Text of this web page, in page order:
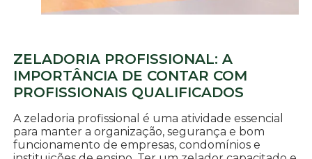
ZELADORIA PROFISSIONAL: A
IMPORTÂNCIA DE CONTAR COM
PROFISSIONAIS QUALIFICADOS
A zeladoria profissional é uma atividade essencial
para manter a organização, segurança e bom
funcionamento de empresas, condomínios e